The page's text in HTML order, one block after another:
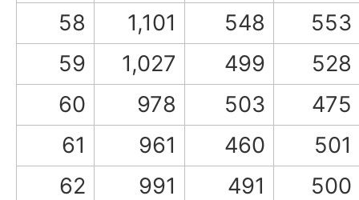
58
1,101 548
553
59
1,027 499
528
60
978 503
475
61
961 460
501
62
991 491
500